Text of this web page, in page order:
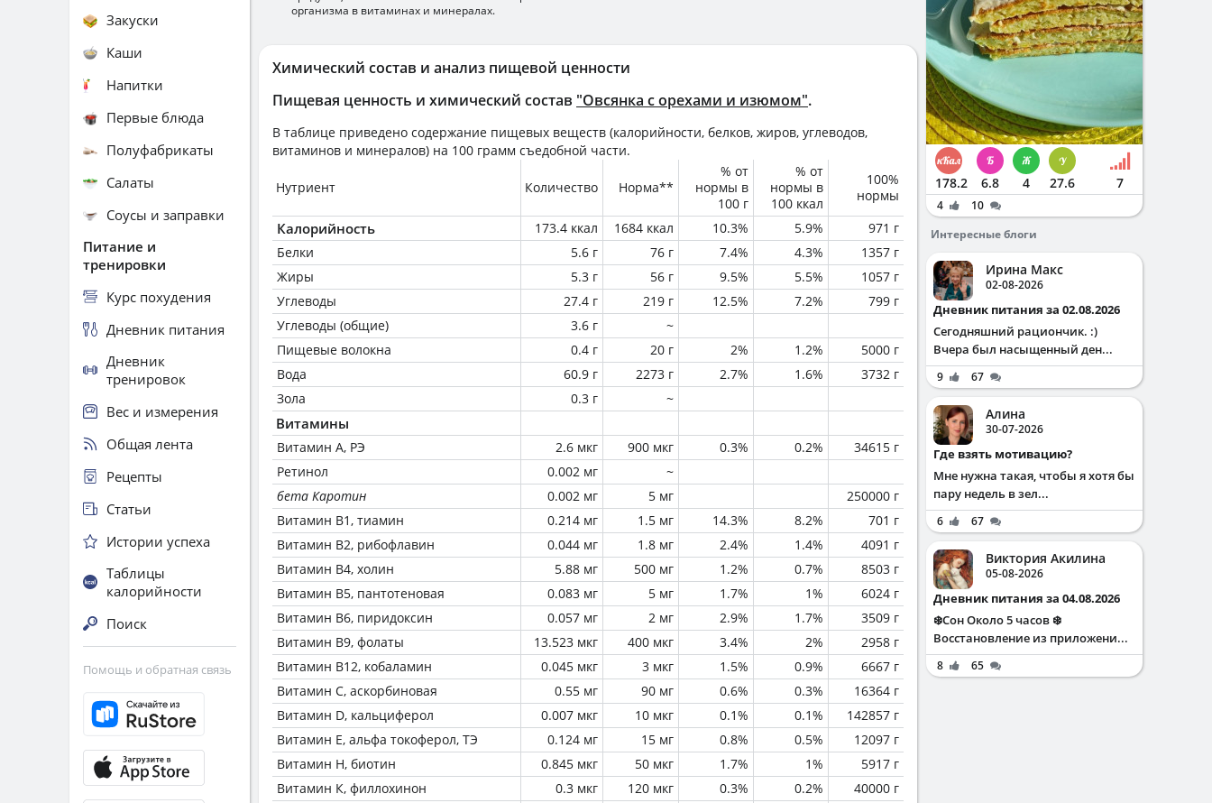
Химический состав и анализ пищевой ценности
Пищевая ценность и химический состав "Овсянка с орехами и изюмом".
В таблице приведено содержание пищевых веществ (калорийности, белков, жиров, углеводов,
витаминов и минералов) на 100 грамм съедобной части.
Нутриент Количество Норма**
% от
нормы в
100 г
% от
нормы в
100 ккал
100%
нормы
Калорийность 173.4 ккал 1684 ккал 10.3% 5.9%
971 г
Белки
5.6 г 76 г 7.4% 4.3%
1357 г
Жиры
5.3 г 56 г 9.5% 5.5%
1057 г
Углеводы
27.4 г 219 г 12.5% 7.2%
799 г
Углеводы (общие)
3.6 г
~
Пищевые волокна
0.4 г 20 г 2% 1.2%
5000 г
Вода
60.9 г 2273 г 2.7% 1.6%
3732 г
Зола
0.3 г ~
Витамины
Витамин А, РЭ 2.6 мкг 900 мкг 0.3% 0.2%
34615 г
Ретинол
0.002 мг
~
бета Каротин
0.002 мг 5 мг
250000 г
Витамин В1, тиамин
0.214 мг 1.5 мг 14.3% 8.2%
701 г
Витамин В2, рибофлавин
0.044 мг 1.8 мг 2.4% 1.4%
4091 г
Витамин В4, холин
5.88 мг 500 мг 1.2% 0.7%
8503 г
Витамин В5, пантотеновая
0.083 мг 5 мг 1.7% 1%
6024 г
Витамин В6, пиридоксин
0.057 мг 2 мг 2.9% 1.7%
3509 г
Витамин В9, фолаты
13.523 мкг 400 мкг 3.4% 2%
2958 г
Витамин В12, кобаламин
0.045 мкг 3 мкг 1.5% 0.9%
6667 г
Витамин C, аскорбиновая
0.55 мг 90 мг 0.6% 0.3%
16364 г
Витамин D, кальциферол
0.007 мкг 10 мкг 0.1% 0.1%
142857 г
Витамин Е, альфа токоферол, ТЭ
0.124 мг 15 мг 0.8% 0.5%
12097 г
Витамин Н, биотин
0.845 мкг 50 мкг 1.7% 1%
5917 г
Витамин К, филлохинон
0.3 мкг 120 мкг 0.3% 0.2%
40000 г
организма в витаминах и минералах.
Закуски
Каши
Напитки
Первые блюда
Полуфабрикаты
Салаты
Соусы и заправки
Питание и
тренировки
Курс похудения
Дневник питания
Дневник
тренировок
Вес и измерения
Общая лента
Рецепты
Статьи
Истории успеха
Таблицы
калорийности
Поиск
Помощь и обратная связь
178.2 6.8 4 27.6 7
4
10
Интересные блоги
Ирина Макс
02-08-2026
Дневник питания за 02.08.2026
Сегодняшний рациончик. :)
Вчера был насыщенный ден...
9 67
Алина
30-07-2026
Где взять мотивацию?
Мне нужна такая, чтобы я хотя бы
пару недель в зел...
6 67
Виктория Акилина
05-08-2026
Дневник питания за 04.08.2026
❄️Сон Около 5 часов ❄️
Восстановление из приложени...
8 65